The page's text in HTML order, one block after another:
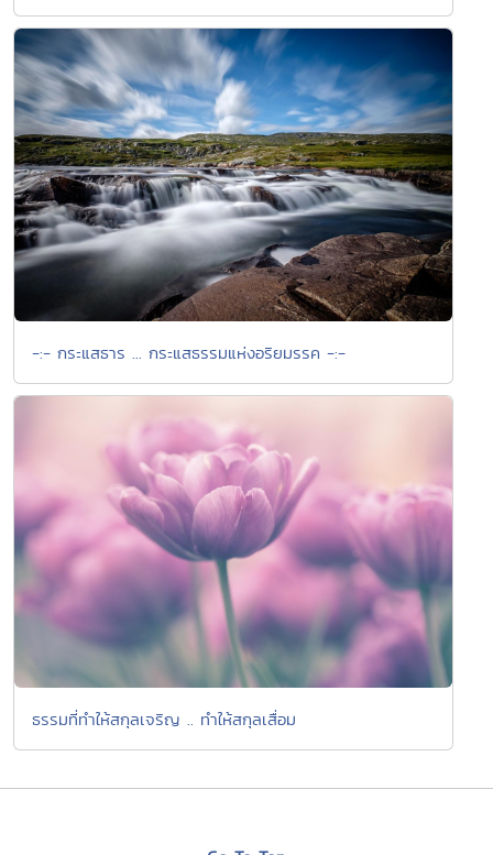
-:- กระแสธาร ... กระแสธรรมแห่งอริยมรรค -:-
ธรรมที่ทำให้สกุลเจริญ .. ทำให้สกุลเสื่อม